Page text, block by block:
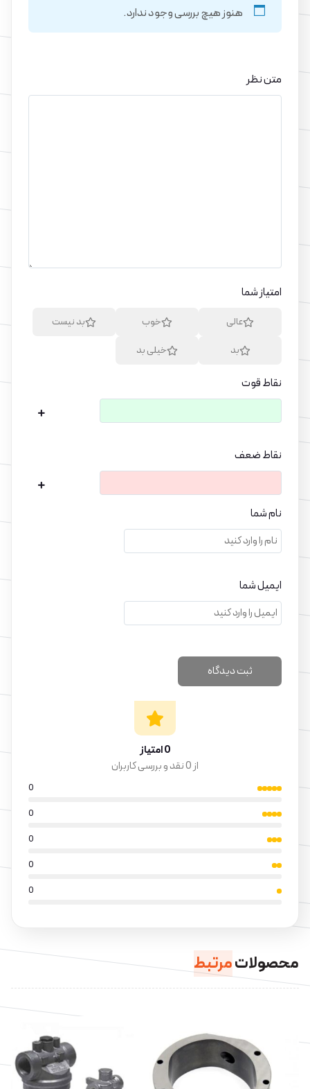
هنوز هیچ بررسی وجود ندارد.
متن نظر
امتیاز شما
عالی خوب
بد نیست
بد
خیلی بد
نقاط قوت
نقاط ضعف
نام شما
ایمیل شما
0 امتیاز
از 0 نقد و بررسی کاربران
0
0
0
0
0
محصولاتمرتبط